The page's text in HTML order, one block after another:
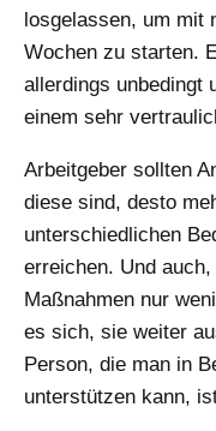
losgelassen, um mit
Wochen zu starten.
allerdings unbedingt
einem sehr
Arbeitgeber sollten
diese sind, desto
unterschiedlichen
erreichen. Und
Maßnahmen nur
es sich, sie weiter
Person, die man in
unterstützen kann,